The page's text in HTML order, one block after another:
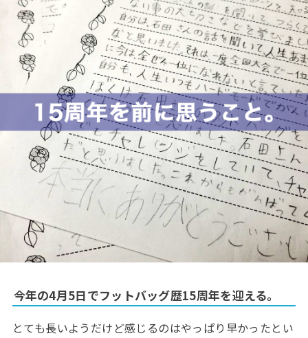
今年の4月5日でフットバッグ歴15周年を迎える。
とても長いようだけど感じるのはやっぱり早かったとい